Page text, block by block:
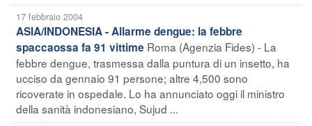
17 febbraio 2004
ASIA/INDONESIA - Allarme dengue: la febbre
spaccaossa fa 91 vittime Roma (Agenzia Fides) - La
febbre dengue, trasmessa dalla puntura di un insetto, ha
ucciso da gennaio 91 persone; altre 4,500 sono
ricoverate in ospedale. Lo ha annunciato oggi il ministro
della sanità indonesiano, Sujud ...